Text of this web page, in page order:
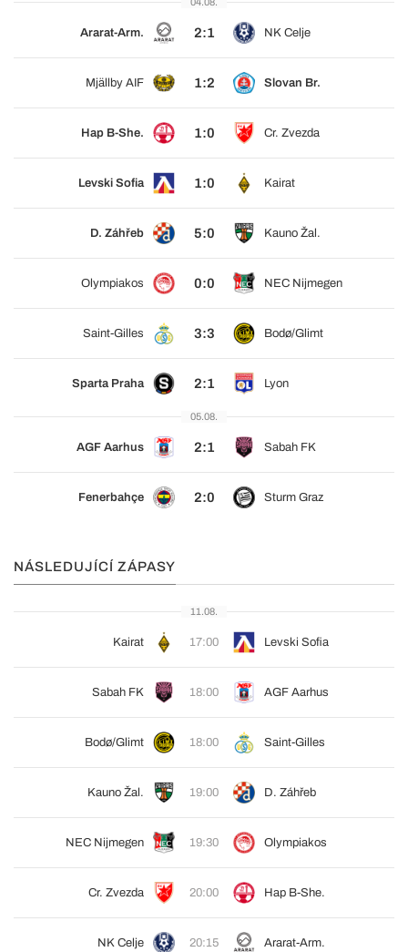
Ararat-Arm. 2:1 NK Celje
Mjällby AIF 1:2 Slovan Br.
Hap B-She. 1:0 Cr. Zvezda
Levski Sofia 1:0 Kairat
D. Záhřeb 5:0 Kauno Žal.
Olympiakos 0:0 NEC Nijmegen
Saint-Gilles 3:3 Bodø/Glimt
Sparta Praha 2:1 Lyon
05.08.
AGF Aarhus 2:1 Sabah FK
Fenerbahçe 2:0 Sturm Graz
NÁSLEDUJÍCÍ ZÁPASY
11.08.
Kairat 17:00 Levski Sofia
Sabah FK 18:00 AGF Aarhus
Bodø/Glimt 18:00 Saint-Gilles
Kauno Žal. 19:00 D. Záhřeb
NEC Nijmegen 19:30 Olympiakos
Cr. Zvezda 20:00 Hap B-She.
NK Celje 20:15 Ararat-Arm.